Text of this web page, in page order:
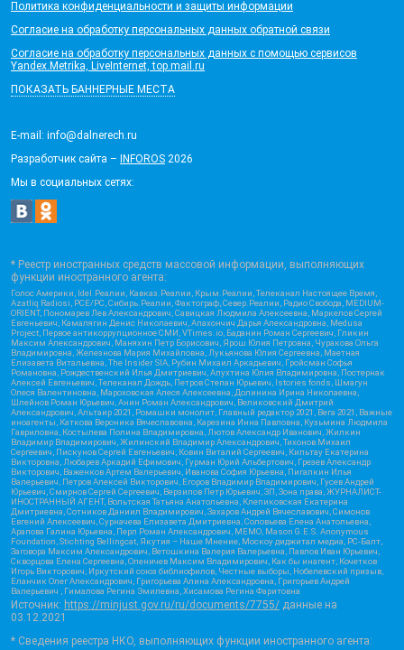
Политика конфиденциальности и защиты информации
Согласие на обработку персональных данных обратной связи
Согласие на обработку персональных данных с помощью сервисов
Yandex.Metrika, LiveInternet, top.mail.ru
ПОКАЗАТЬ БАННЕРНЫЕ МЕСТА
E-mail: info@dalnerech.ru
Разработчик сайта – INFOROS 2026
Мы в социальных сетях:
* Реестр иностранных средств массовой информации, выполняющих
функции иностранного агента:
Голос Америки, Idel.Реалии, Кавказ.Реалии, Крым.Реалии, Телеканал Настоящее Время,
Azatliq Radiosi, PCE/PC, Сибирь.Реалии, Фактограф, Север.Реалии, Радио Свобода, MEDIUM-
ORIENT, Пономарев Лев Александрович, Савицкая Людмила Алексеевна, Маркелов Сергей
Евгеньевич, Камалягин Денис Николаевич, Апахончич Дарья Александровна, Medusa
Project, Первое антикоррупционное СМИ, VTimes.io, Баданин Роман Сергеевич, Гликин
Максим Александрович, Маняхин Петр Борисович, Ярош Юлия Петровна, Чуракова Ольга
Владимировна, Железнова Мария Михайловна, Лукьянова Юлия Сергеевна, Маетная
Елизавета Витальевна, The Insider SIA, Рубин Михаил Аркадьевич, Гройсман Софья
Романовна, Рождественский Илья Дмитриевич, Апухтина Юлия Владимировна, Постернак
Алексей Евгеньевич, Телеканал Дождь, Петров Степан Юрьевич, Istories fonds, Шмагун
Олеся Валентиновна, Мароховская Алеся Алексеевна, Долинина Ирина Николаевна,
Шлейнов Роман Юрьевич, Анин Роман Александрович, Великовский Дмитрий
Александрович, Альтаир 2021, Ромашки монолит, Главный редактор 2021, Вега 2021, Важные
иноагенты, Каткова Вероника Вячеславовна, Карезина Инна Павловна, Кузьмина Людмила
Гавриловна, Костылева Полина Владимировна, Лютов Александр Иванович, Жилкин
Владимир Владимирович, Жилинский Владимир Александрович, Тихонов Михаил
Сергеевич, Пискунов Сергей Евгеньевич, Ковин Виталий Сергеевич, Кильтау Екатерина
Викторовна, Любарев Аркадий Ефимович, Гурман Юрий Альбертович, Грезев Александр
Викторович, Важенков Артем Валерьевич, Иванова София Юрьевна, Пигалкин Илья
Валерьевич, Петров Алексей Викторович, Егоров Владимир Владимирович, Гусев Андрей
Юрьевич, Смирнов Сергей Сергеевич, Верзилов Петр Юрьевич, ЗП, Зона права, ЖУРНАЛИСТ-
ИНОСТРАННЫЙ АГЕНТ, Вольтская Татьяна Анатольевна, Клепиковская Екатерина
Дмитриевна, Сотников Даниил Владимирович, Захаров Андрей Вячеславович, Симонов
Евгений Алексеевич, Сурначева Елизавета Дмитриевна, Соловьева Елена Анатольевна,
Арапова Галина Юрьевна, Перл Роман Александрович, МЕМО, Mason G.E.S. Anonymous
Foundation, Stichting Bellingcat, Якутия – Наше Мнение, Москоу диджитал медиа, РС-Балт,
Заговора Максим Александрович, Ветошкина Валерия Валерьевна, Павлов Иван Юрьевич,
Скворцова Елена Сергеевна, Оленичев Максим Владимирович, Как бы инагент, Кочетков
Игорь Викторович, Иркутский союз библиофилов, Честные выборы, Нобелевский призыв,
Еланчик Олег Александрович, Григорьева Алина Александровна, Григорьев Андрей
Валерьевич , Гималова Регина Эмилевна, Хисамова Регина Фаритовна
Источник: https://minjust.gov.ru/ru/documents/7755/ данные на
03.12.2021
* Сведения реестра НКО, выполняющих функции иностранного агента: